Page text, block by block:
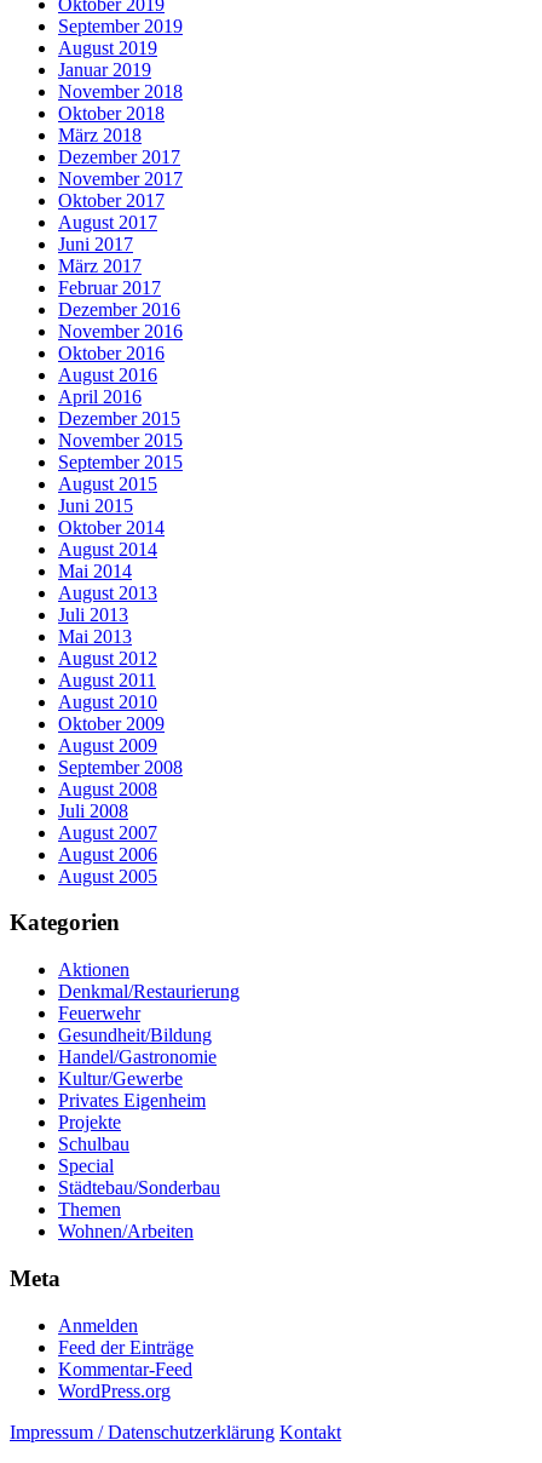
September 2019
August 2019
Januar 2019
November 2018
Oktober 2018
März 2018
Dezember 2017
November 2017
Oktober 2017
August 2017
Juni 2017
März 2017
Februar 2017
Dezember 2016
November 2016
Oktober 2016
August 2016
April 2016
Dezember 2015
November 2015
September 2015
August 2015
Juni 2015
Oktober 2014
August 2014
Mai 2014
August 2013
Juli 2013
Mai 2013
August 2012
August 2011
August 2010
Oktober 2009
August 2009
September 2008
August 2008
Juli 2008
August 2007
August 2006
August 2005
Kategorien
Aktionen
Denkmal/Restaurierung
Feuerwehr
Gesundheit/Bildung
Handel/Gastronomie
Kultur/Gewerbe
Privates Eigenheim
Projekte
Schulbau
Special
Städtebau/Sonderbau
Themen
Wohnen/Arbeiten
Meta
Anmelden
Feed der Einträge
Kommentar-Feed
WordPress.org
Impressum / Datenschutzerklärung Kontakt